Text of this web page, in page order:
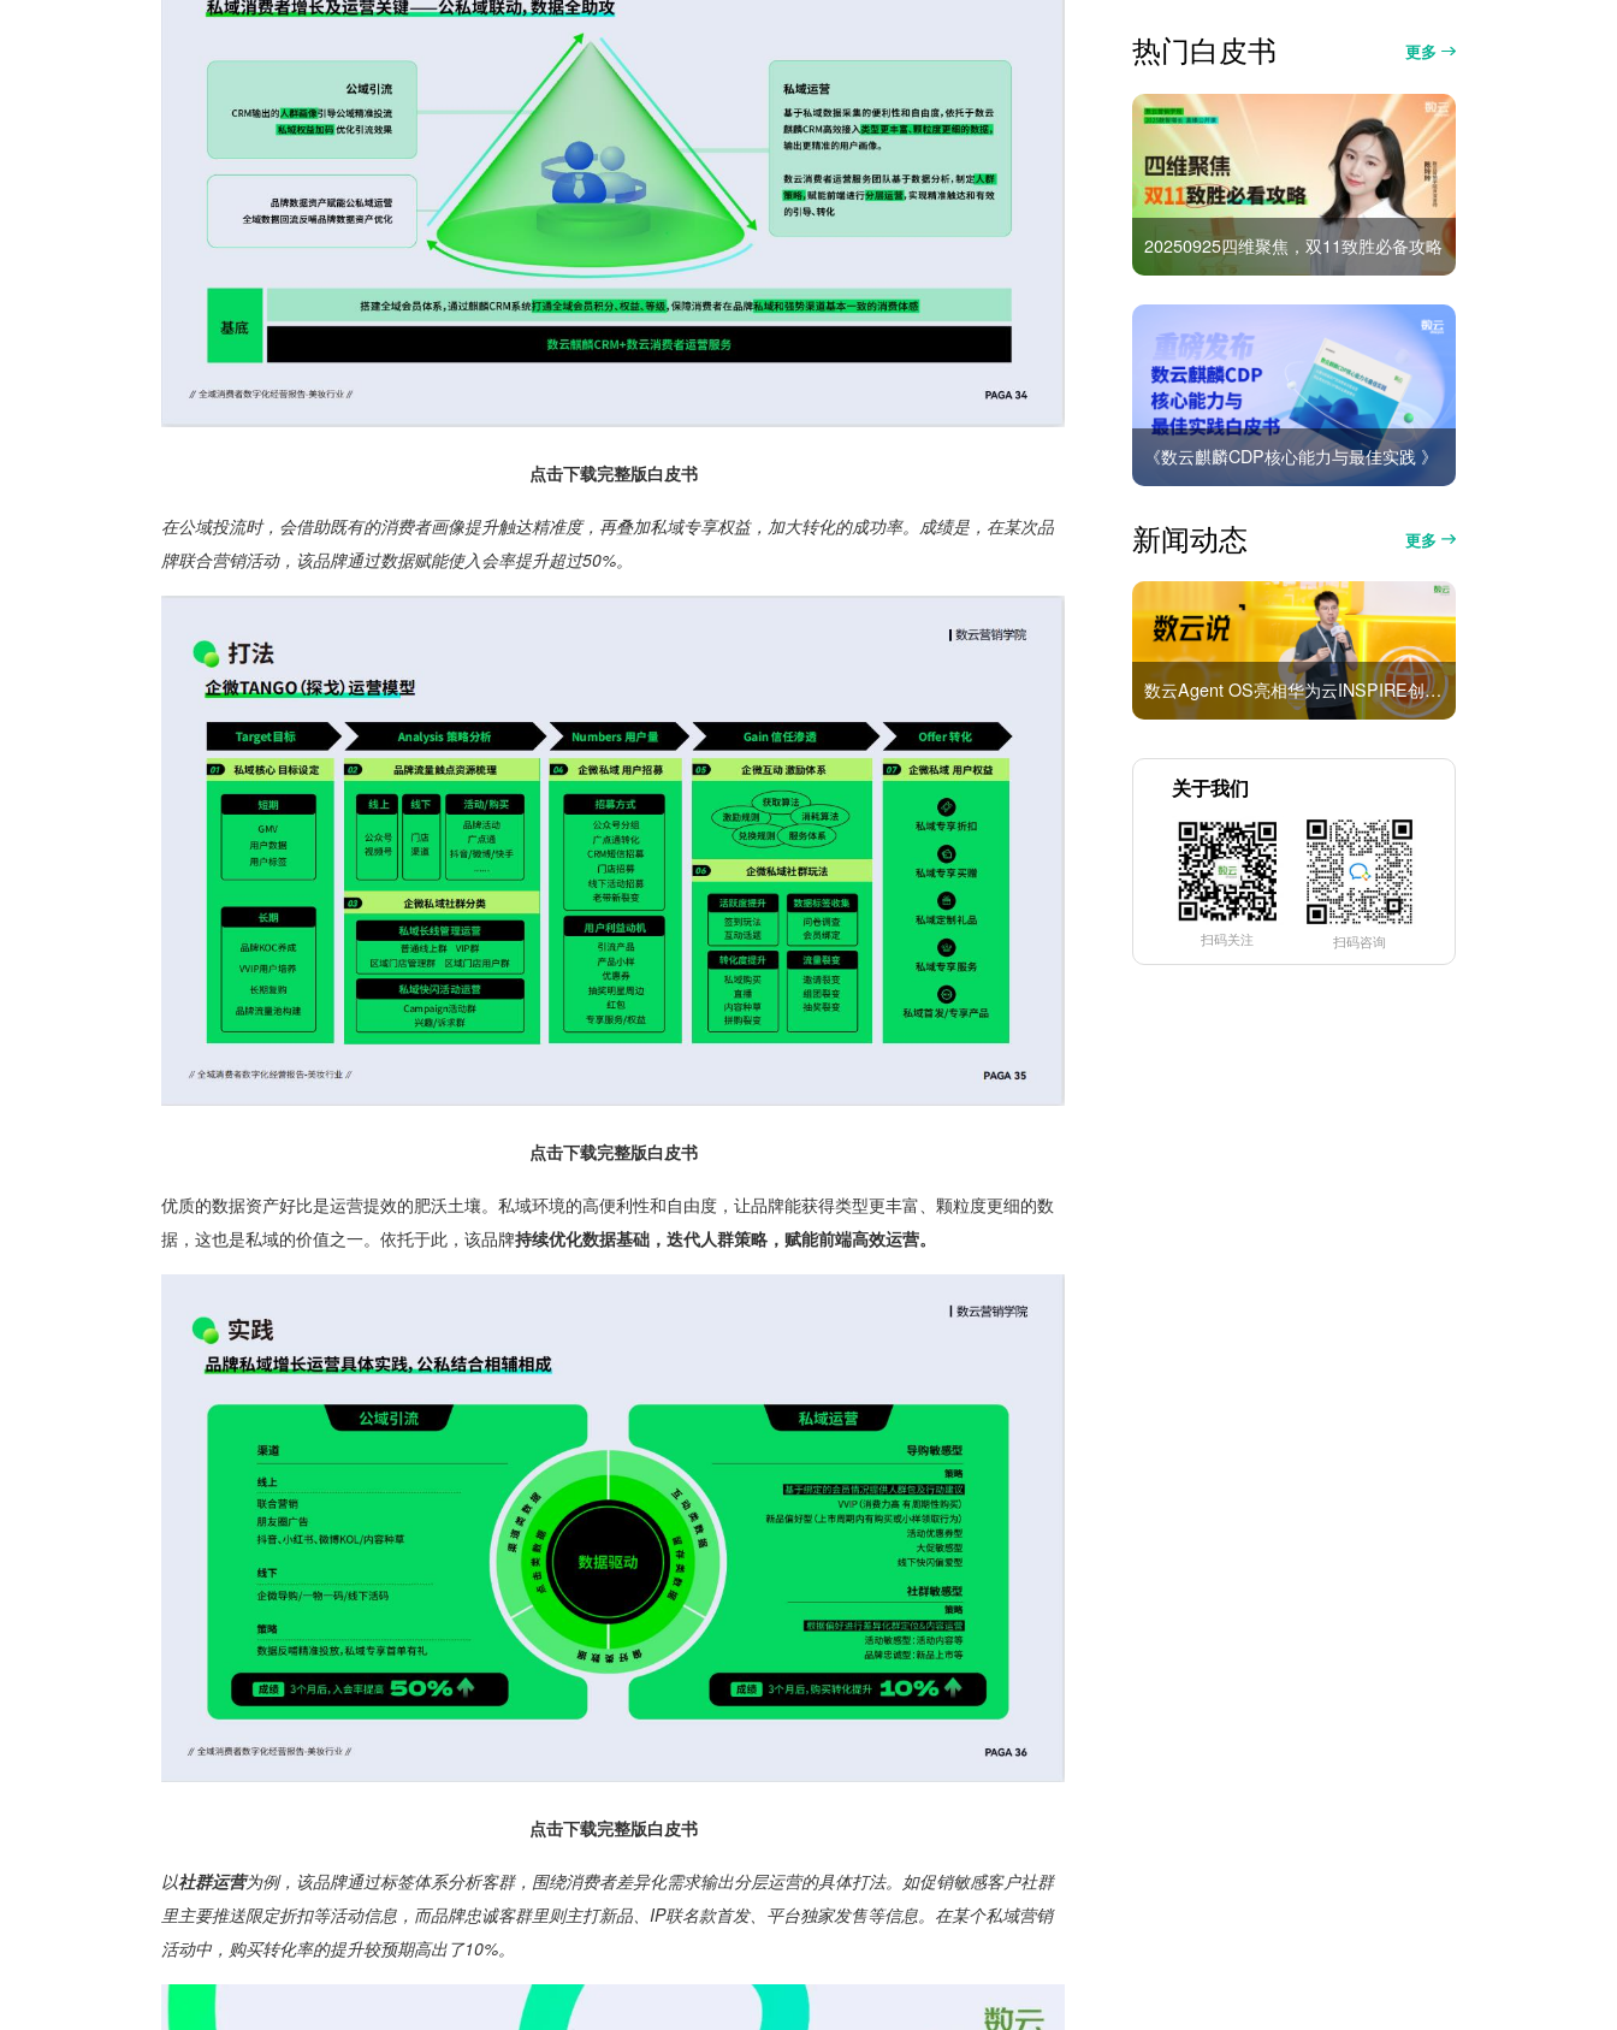
点击下载完整版白皮书
在公域投流时，会借助既有的消费者画像提升触达精准度，再叠加私域专享权益，加大转化的成功率。成绩是，在某次品
牌联合营销活动，该品牌通过数据赋能使入会率提升超过50%。
点击下载完整版白皮书
优质的数据资产好比是运营提效的肥沃土壤。私域环境的高便利性和自由度，让品牌能获得类型更丰富、颗粒度更细的数
据，这也是私域的价值之一。依托于此，该品牌持续优化数据基础，迭代人群策略，赋能前端高效运营。
点击下载完整版白皮书
以社群运营为例，该品牌通过标签体系分析客群，围绕消费者差异化需求输出分层运营的具体打法。如促销敏感客户社群
里主要推送限定折扣等活动信息，而品牌忠诚客群里则主打新品、IP联名款首发、平台独家发售等信息。在某个私域营销
活动中，购买转化率的提升较预期高出了10%。
热门白皮书 更多
20250925四维聚焦，双11致胜必备攻略
《数云麒麟CDP核心能力与最佳实践 》
新闻动态 更多
数云Agent OS亮相华为云INSPIRE创想者大会：以AI重构消费者运营与零售营销新范式
关于我们
扫码关注 扫码咨询